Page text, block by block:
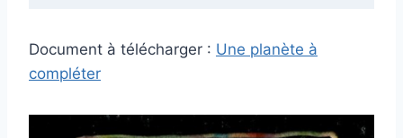
Document à télécharger : Une planète à
compléter